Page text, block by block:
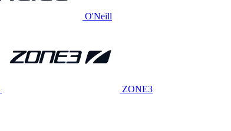
O'Neill
ZONE3